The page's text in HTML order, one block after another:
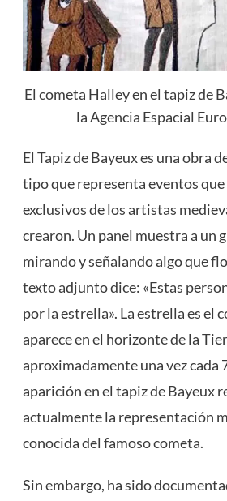
El cometa Halley en el tapiz de
la Agencia Espacial
El Tapiz de Bayeux es una obra
tipo que representa eventos
exclusivos de los artistas
crearon. Un panel muestra a un
mirando y señalando algo que
texto adjunto dice: «Estas
por la estrella». La estrella es el
aparece en el horizonte de la
aproximadamente una vez cada
aparición en el tapiz de Bayeux
actualmente la representación
conocida del famoso cometa.
Sin embargo, ha sido